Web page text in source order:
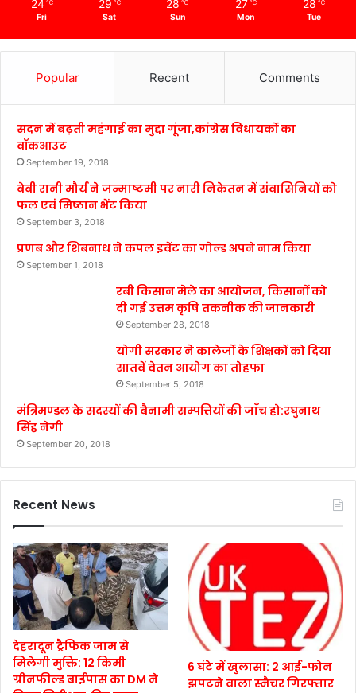
24 ℃
Fri
29 ℃
Sat
28 ℃
Sun
27 ℃
Mon
28 ℃
Tue
Popular Recent Comments
सदन में बढ़ती महंगाई का मुद्दा गूंजा,कांग्रेस विधायकों का
वॉकआउट
September 19, 2018
बेबी रानी मौर्य ने जन्माष्टमी पर नारी निकेतन में संवासिनियों को
फल एवं मिष्ठान भेंट किया
September 3, 2018
प्रणब और शिबनाथ ने कपल इवेंट का गोल्ड अपने नाम किया
September 1, 2018
रबी किसान मेले का आयोजन, किसानों को
दी गई उत्तम कृषि तकनीक की जानकारी
September 28, 2018
योगी सरकार ने कालेजों के शिक्षकों को दिया
सातवें वेतन आयोग का तोहफा
September 5, 2018
मंत्रिमण्डल के सदस्यों की बैनामी सम्पत्तियों की जाँच हो:रघुनाथ
सिंह नेगी
September 20, 2018
Recent News
देहरादून ट्रैफिक जाम से
मिलेगी मुक्ति: 12 किमी
ग्रीनफील्ड बाईपास का DM ने
6 घंटे में खुलासा: 2 आई-फोन
झपटने वाला स्नैचर गिरफ्तार